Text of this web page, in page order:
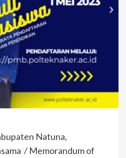
Natuna,
/ Memorandum of